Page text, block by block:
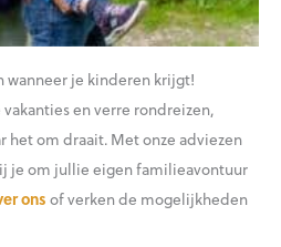
wanneer je kinderen krijgt!
en verre rondreizen,
het om draait. Met onze adviezen
je om jullie eigen familieavontuur
onsof verken de mogelijkheden